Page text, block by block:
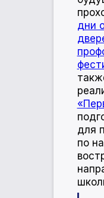
дни
для
по